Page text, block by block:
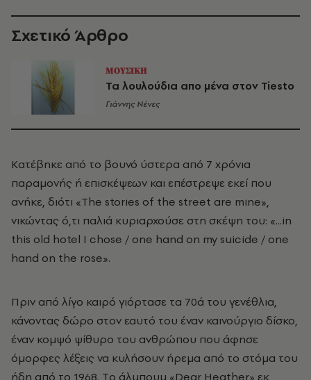
Σχετικό Άρθρο
ΜΟΥΣΙΚΗ
Τα λουλούδια απο μένα στον Tiesto
Γιάννης Νένες
Kατέβηκε από το βουνό ύστερα από 7 χρόνια
παραμονής ή επισκέψεων και επέστρεψε εκεί που
ανήκε, διότι «The stories of the street are mine»,
νικώντας ό,τι παλιά κυριαρχούσε στη σκέψη του: «...in
this old hotel Ι chose / one hand on my suicide / one
hand on the rose».
Πριν από λίγο καιρό γιόρτασε τα 70ά του γενέθλια,
κάνοντας δώρο στον εαυτό του έναν καινούργιο δίσκο,
έναν κομψό ψίθυρο του ανθρώπου που άφησε
όμορφες λέξεις να κυλήσουν ήρεμα από το στόμα του
ήδη από το 1968. Tο άλμπουμ «Dear Heather» εκ